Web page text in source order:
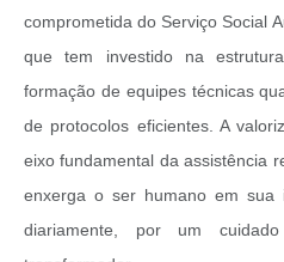
comprometida do Serviço Social
que tem investido na
formação de equipes técnicas
de protocolos eficientes. A
eixo fundamental da assistência
enxerga o ser humano em sua
diariamente, por um